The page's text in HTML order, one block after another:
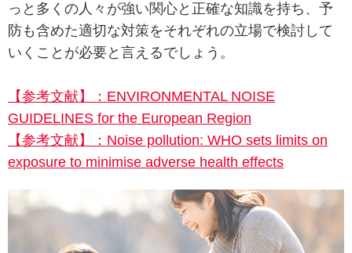
っと多くの人々が強い関心と正確な知識を持ち、予
防も含めた適切な対策をそれぞれの立場で検討して
いくことが必要と言えるでしょう。
【参考文献】：ENVIRONMENTAL NOISE
GUIDELINES for the European Region
【参考文献】：Noise pollution: WHO sets limits on
exposure to minimise adverse health effects